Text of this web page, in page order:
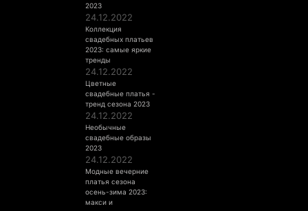
2023
24.12.2022
Коллекция
свадебных платьев
2023: самые яркие
тренды
24.12.2022
Цветные
свадебные платья -
тренд сезона 2023
24.12.2022
Необычные
свадебные образы
2023
24.12.2022
Модные вечерние
платья сезона
осень-зима 2023:
макси и